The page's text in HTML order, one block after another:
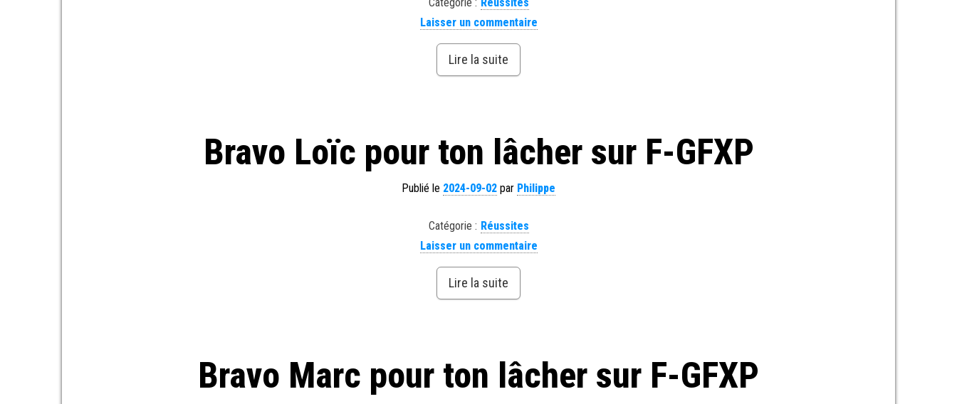
Laisser un commentaire
Lire la suite
Bravo Loïc pour ton lâcher sur F-GFXP
Publié le 2024-09-02 par Philippe
Catégorie : Réussites
Laisser un commentaire
Lire la suite
Bravo Marc pour ton lâcher sur F-GFXP